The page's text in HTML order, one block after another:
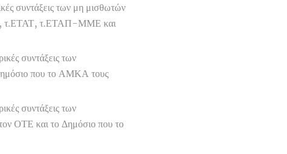
συντάξεις των μη μισθωτών
τ.ΕΤΑΤ, τ.ΕΤΑΠ-ΜΜΕ και
συντάξεις των
που το ΑΜΚΑ τους
συντάξεις των
ΟΤΕ και το Δημόσιο που το